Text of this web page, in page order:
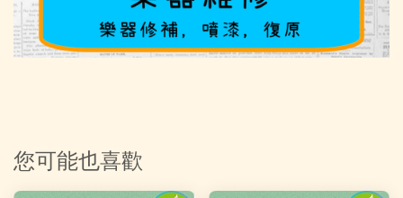
您可能也喜歡